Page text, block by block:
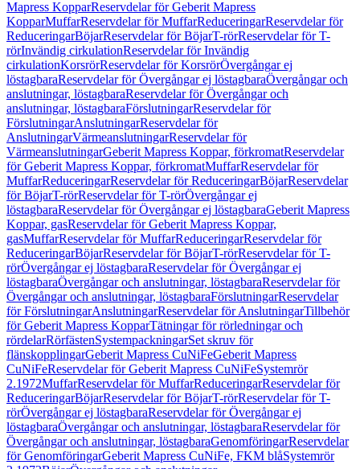
Mapress KopparReservdelar för Geberit Mapress
KopparMuffarReservdelar för MuffarReduceringarReservdelar för
ReduceringarBöjarReservdelar för BöjarT-rörReservdelar för T-
rörInvändig cirkulationReservdelar för Invändig
cirkulationKorsrörReservdelar för KorsrörÖvergångar ej
löstagbaraReservdelar för Övergångar ej löstagbaraÖvergångar och
anslutningar, löstagbaraReservdelar för Övergångar och
anslutningar, löstagbaraFörslutningarReservdelar för
FörslutningarAnslutningarReservdelar för
AnslutningarVärmeanslutningarReservdelar för
VärmeanslutningarGeberit Mapress Koppar, förkromatReservdelar
för Geberit Mapress Koppar, förkromatMuffarReservdelar för
MuffarReduceringarReservdelar för ReduceringarBöjarReservdelar
för BöjarT-rörReservdelar för T-rörÖvergångar ej
löstagbaraReservdelar för Övergångar ej löstagbaraGeberit Mapress
Koppar, gasReservdelar för Geberit Mapress Koppar,
gasMuffarReservdelar för MuffarReduceringarReservdelar för
ReduceringarBöjarReservdelar för BöjarT-rörReservdelar för T-
rörÖvergångar ej löstagbaraReservdelar för Övergångar ej
löstagbaraÖvergångar och anslutningar, löstagbaraReservdelar för
Övergångar och anslutningar, löstagbaraFörslutningarReservdelar
för FörslutningarAnslutningarReservdelar för AnslutningarTillbehör
för Geberit Mapress KopparTätningar för rörledningar och
rördelarRörfästenSystempackningarSet skruv för
flänskopplingarGeberit Mapress CuNiFeGeberit Mapress
CuNiFeReservdelar för Geberit Mapress CuNiFeSystemrör
2.1972MuffarReservdelar för MuffarReduceringarReservdelar för
ReduceringarBöjarReservdelar för BöjarT-rörReservdelar för T-
rörÖvergångar ej löstagbaraReservdelar för Övergångar ej
löstagbaraÖvergångar och anslutningar, löstagbaraReservdelar för
Övergångar och anslutningar, löstagbaraGenomföringarReservdelar
för GenomföringarGeberit Mapress CuNiFe, FKM blåSystemrör